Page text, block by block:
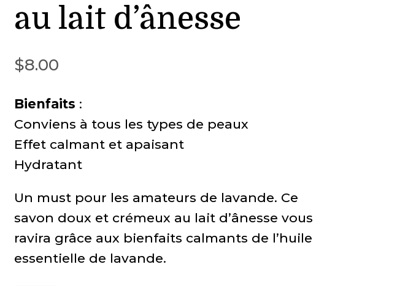
au lait d’ânesse
$8.00
Bienfaits :
Conviens à tous les types de peaux
Effet calmant et apaisant
Hydratant
Un must pour les amateurs de lavande. Ce
savon doux et crémeux au lait d’ânesse vous
ravira grâce aux bienfaits calmants de l’huile
essentielle de lavande.